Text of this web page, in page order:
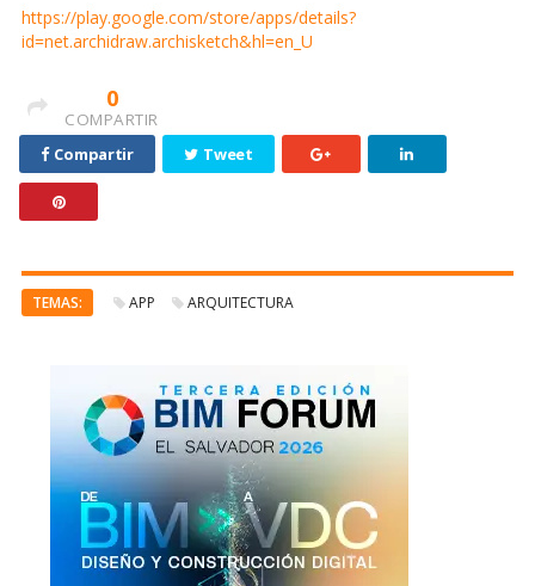
https://play.google.com/store/apps/details?
id=net.archidraw.archisketch&hl=en_U
0
COMPARTIR
Compartir
Tweet
TEMAS: APP ARQUITECTURA